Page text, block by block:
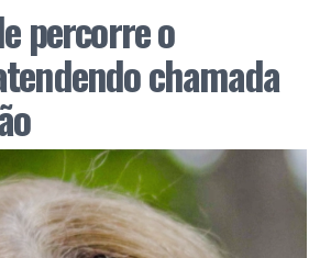
percorre o
chamada